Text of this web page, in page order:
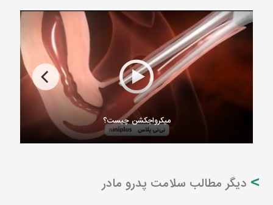
میکرواجکشن چیست؟
دیگر مطالب سلامت پدرو مادر